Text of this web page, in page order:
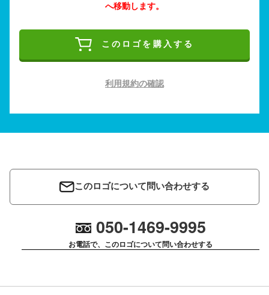
へ移動します。
このロゴを購入する
利用規約の確認
このロゴについて問い合わせする
050-1469-9995
お電話で、このロゴについて問い合わせする